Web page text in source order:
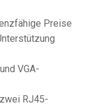
Preise
VGA-
RJ45-